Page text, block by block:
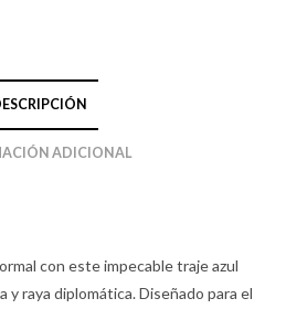
ADICIONAL
con este impecable traje azul
y raya diplomática. Diseñado para el